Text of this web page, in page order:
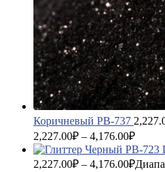
Коричневый PB-737
2,227.00₽ – 4,176.00₽
2,227.00₽ – 4,176.00₽